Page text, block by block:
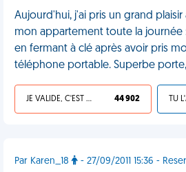
Aujourd'hui, j'ai pris un grand
mon appartement toute la journée
en fermant à clé après avoir pris
téléphone portable. Superbe
JE VALIDE, C'EST UNE VDM 44 902
Par Karen_18 - 27/09/2011 15:36 -